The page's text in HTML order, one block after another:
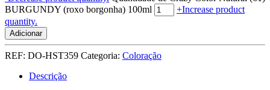
BURGUNDY (roxo borgonha) 100ml
+Increase product
quantity.
Adicionar
REF: DO-HST359 Categoria: Coloração
Descrição